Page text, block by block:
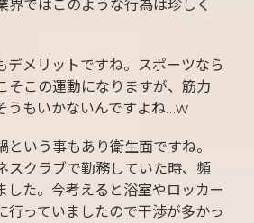
界ではこのような行為は珍しく
デメリットですね。スポーツなら
そこの運動になりますが、筋力
うもいかないんですよね…w
という事もあり衛生面ですね。
スクラブで勤務していた時、頻
した。今考えると浴室やロッカー
行っていましたので干渉が多かっ